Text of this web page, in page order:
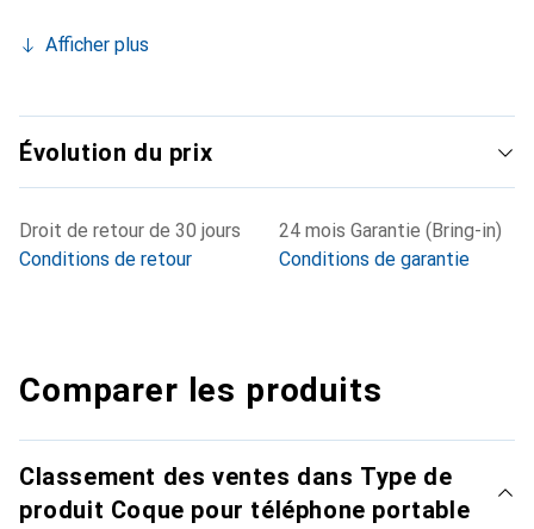
Afficher plus
Évolution du prix
Droit de retour de 30 jours
Conditions de retour
24 mois Garantie (Bring-in)
Conditions de garantie
Comparer les produits
Classement des ventes dans Type de
produit Coque pour téléphone portable